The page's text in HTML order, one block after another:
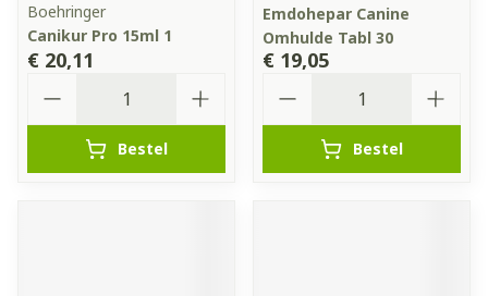
Boehringer
Canikur Pro 15ml 1
€ 20,11
Bestel
Emdohepar Canine
Omhulde Tabl 30
€ 19,05
Bestel